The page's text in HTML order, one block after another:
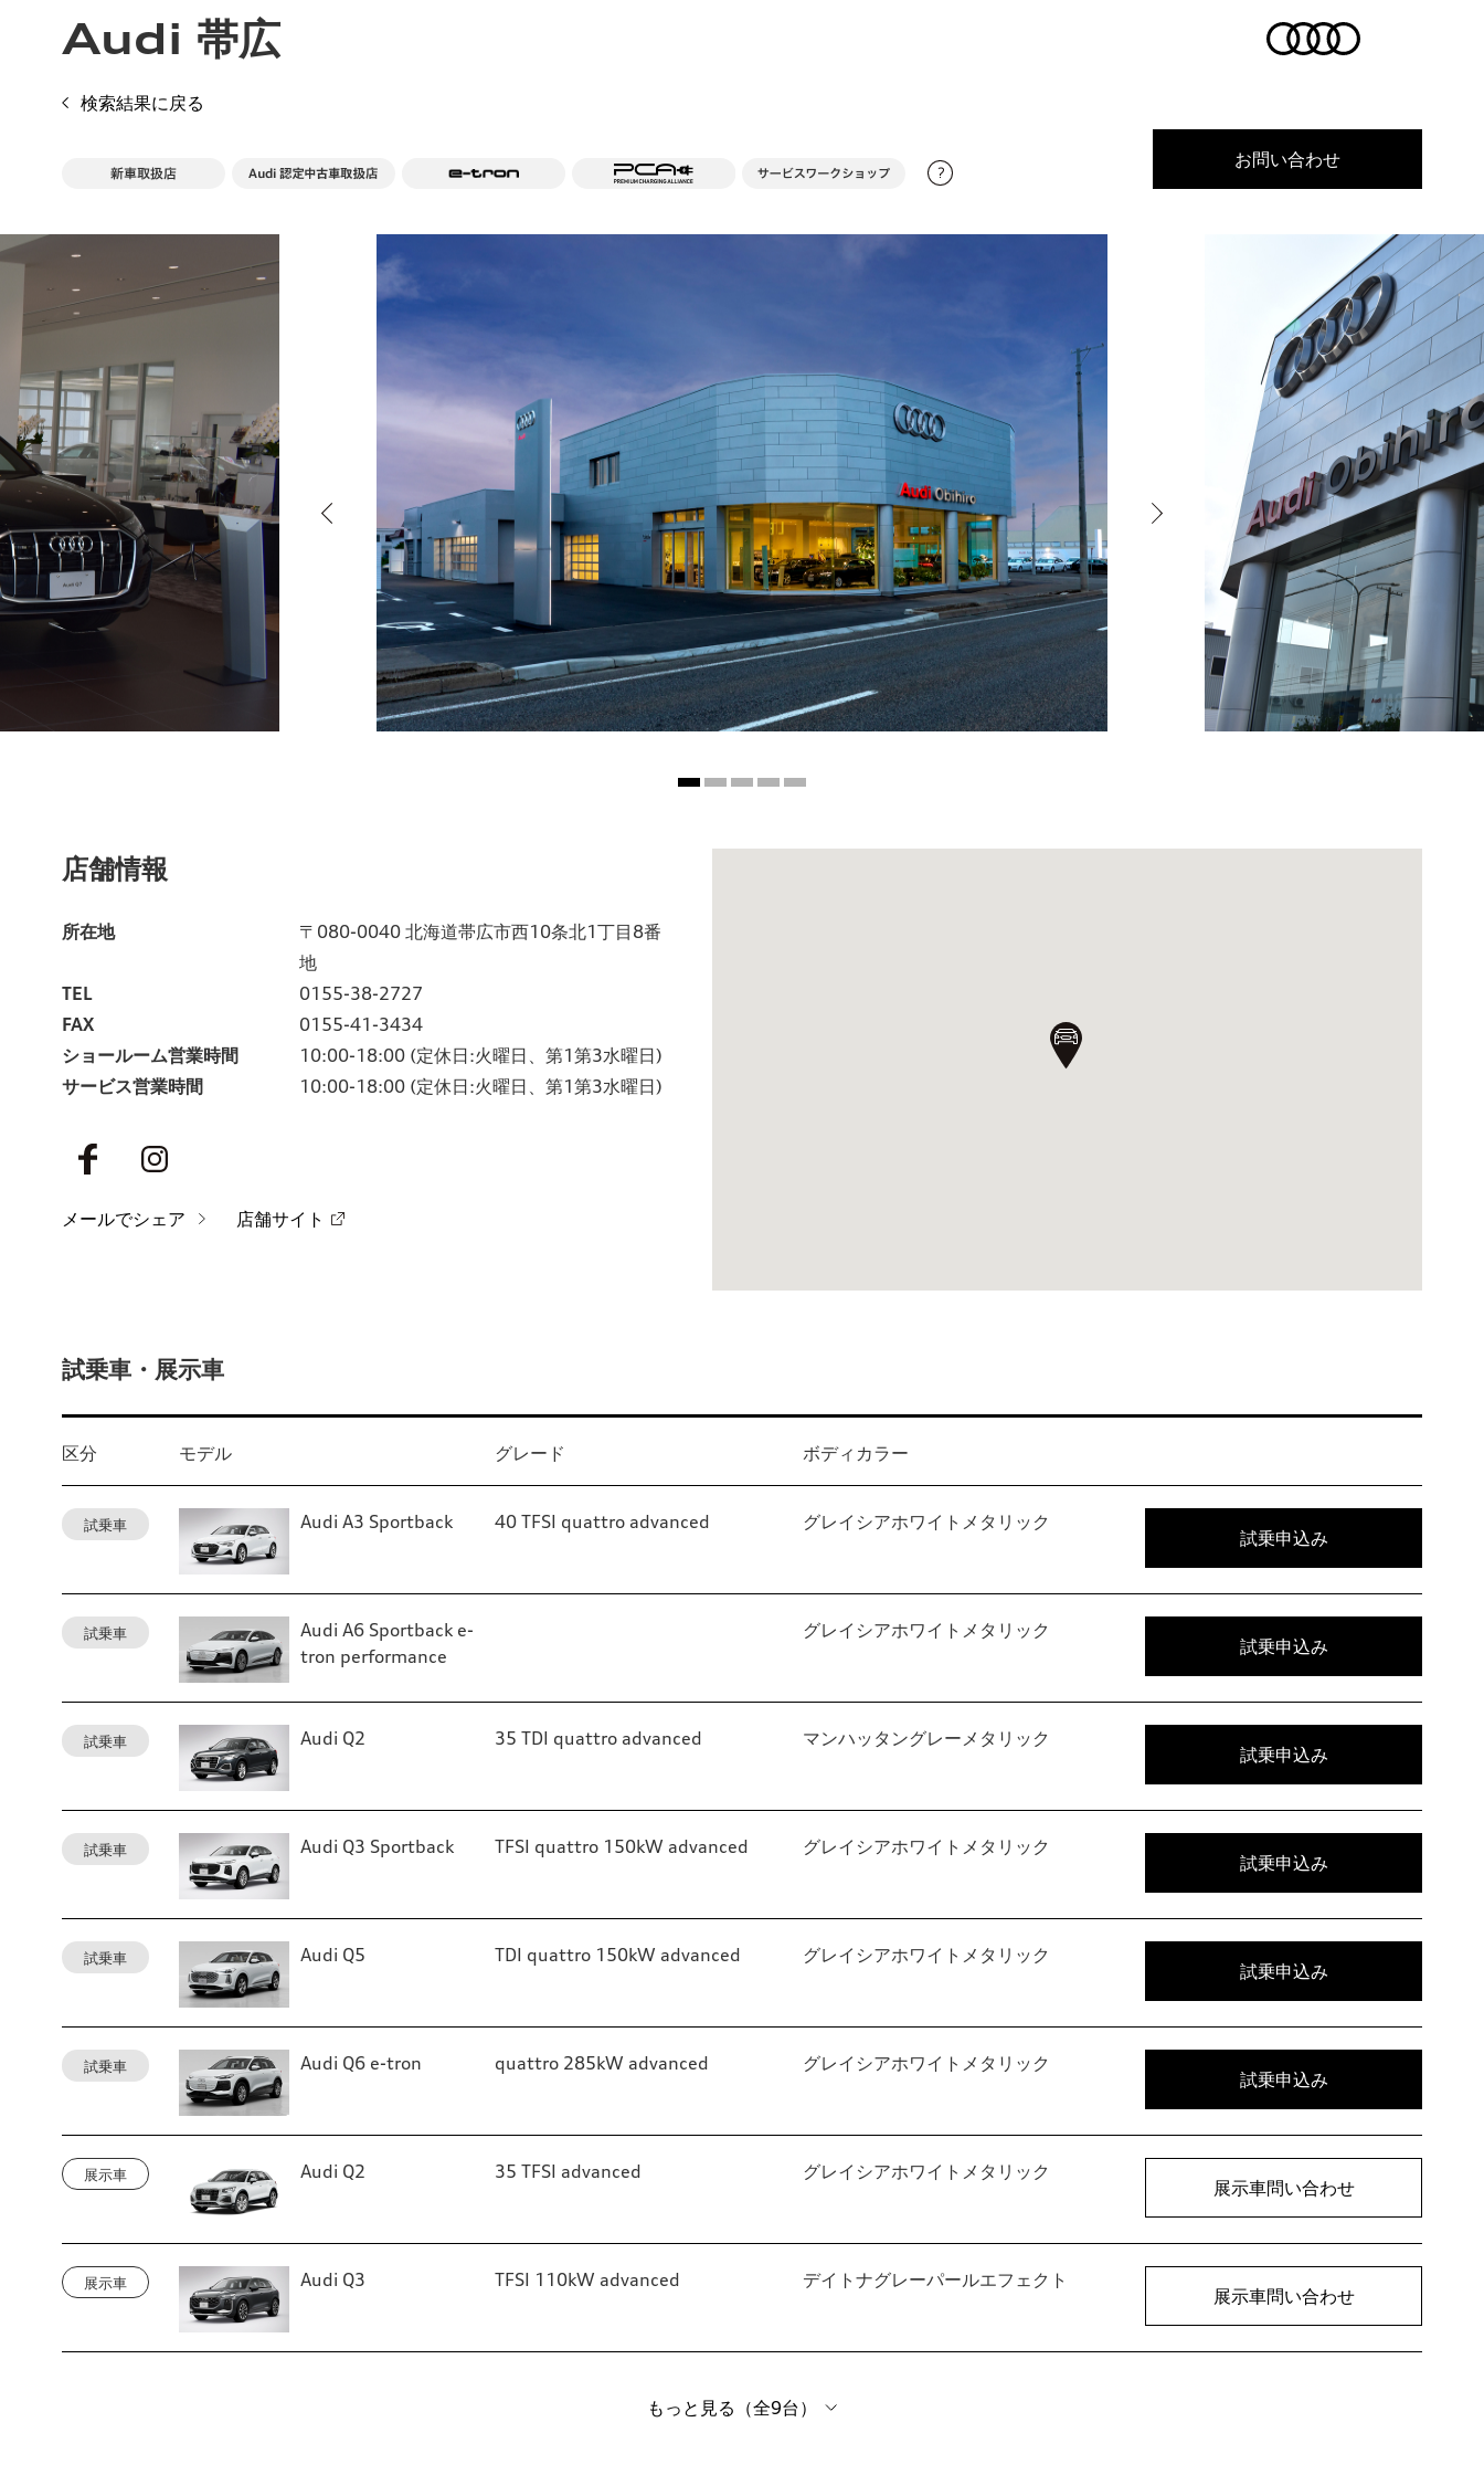
Audi 帯広
検索結果に戻る
お問い合わせ
店舗情報
所在地
〒080-0040 北海道帯広市西10条北1丁目8番
地
TEL
0155-38-2727
FAX
0155-41-3434
ショールーム営業時間
10:00-18:00 (定休日:火曜日、第1第3水曜日)
サービス営業時間
10:00-18:00 (定休日:火曜日、第1第3水曜日)
メールでシェア 店舗サイト
試乗車・展示車
区分 モデル グレード ボディカラー
試乗車 Audi A3 Sportback 40 TFSI quattro advanced グレイシアホワイトメタリック
試乗申込み
試乗車
Audi A6 Sportback e-
tron performance
グレイシアホワイトメタリック
試乗申込み
試乗車 Audi Q2 35 TDI quattro advanced マンハッタングレーメタリック
試乗申込み
試乗車 Audi Q3 Sportback TFSI quattro 150kW advanced グレイシアホワイトメタリック
試乗申込み
試乗車 Audi Q5 TDI quattro 150kW advanced グレイシアホワイトメタリック
試乗申込み
試乗車 Audi Q6 e-tron quattro 285kW advanced グレイシアホワイトメタリック
試乗申込み
展示車 Audi Q2 35 TFSI advanced グレイシアホワイトメタリック
展示車問い合わせ
展示車 Audi Q3 TFSI 110kW advanced デイトナグレーパールエフェクト
展示車問い合わせ
もっと見る（全9台）